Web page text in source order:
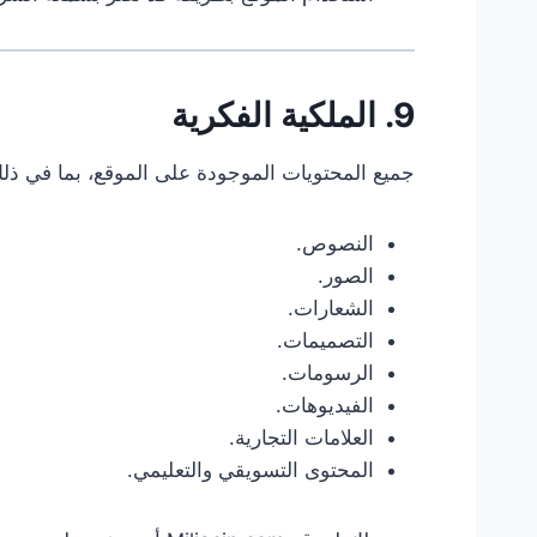
9. الملكية الفكرية
جميع المحتويات الموجودة على الموقع، بما في
النصوص.
الصور.
الشعارات.
التصميمات.
الرسومات.
الفيديوهات.
العلامات التجارية.
المحتوى التسويقي والتعليمي.